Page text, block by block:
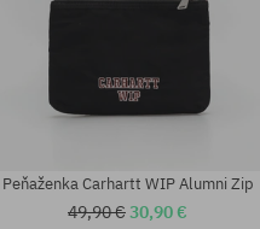
Peňaženka Carhartt WIP Alumni Zip
49,90 €30,90 €